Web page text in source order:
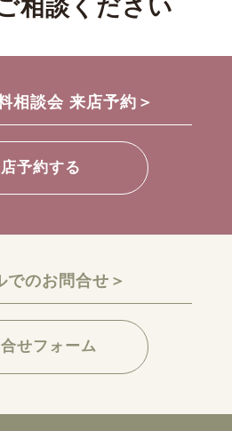
相談ください
相談会 来店予約＞
予約する
でのお問合せ＞
せフォーム